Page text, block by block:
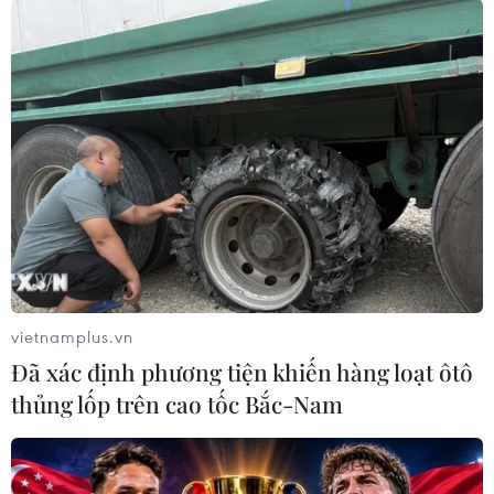
vietnamplus.vn
Đã xác định phương tiện khiến hàng loạt ôtô
thủng lốp trên cao tốc Bắc-Nam